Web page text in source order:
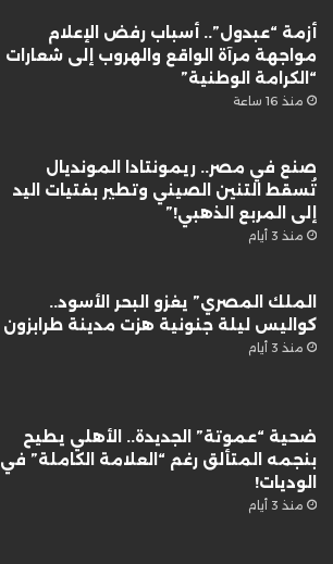
أزمة “عبدول”.. أسباب رفض الإعلام
مواجهة مرآة الواقع والهروب إلى شعارات
“الكرامة الوطنية”
منذ 16 ساعة
صنع في مصر.. ريمونتادا المونديال
تُسقط التنين الصيني وتطير بفتيات اليد
إلى المربع الذهبي!”
منذ 3 أيام
الملك المصري” يغزو البحر الأسود..
كواليس ليلة جنونية هزت مدينة طرابزون
منذ 3 أيام
ضحية “عموتة” الجديدة.. الأهلي يطيح
بنجمه المتألق رغم “العلامة الكاملة” في
الوديات!
منذ 3 أيام